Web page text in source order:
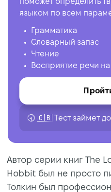
языком по всем
Грамматика
Словарный запас
Чтение
Восприятие речи на
🕣 🇬🇧 Tест займет
Автор серии книг The
Hobbit был не просто
Толкин был